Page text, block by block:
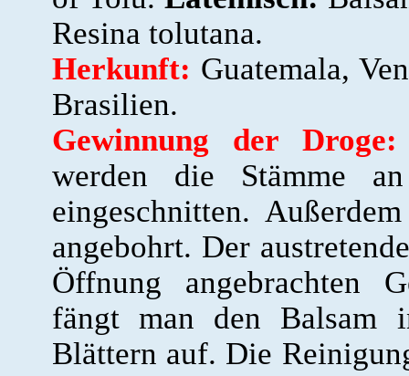
Resina tolutana.
Herkunft: Guatemala,
Brasilien.
Gewinnung der Droge:
werden die Stämme
eingeschnitten.
angebohrt. Der
Öffnung angebrachten
fängt man den Balsam
Blättern auf. Die